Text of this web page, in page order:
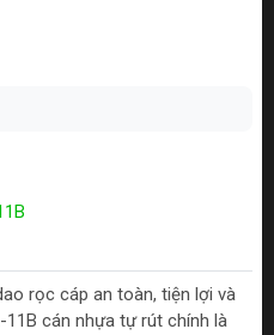
rọc cáp an toàn, tiện lợi và
11B cán nhựa tự rút chính là